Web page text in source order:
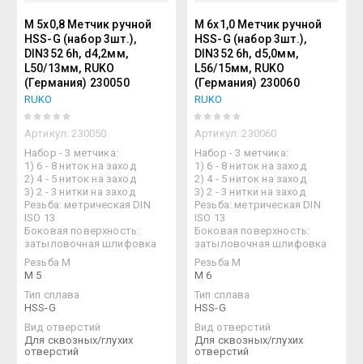
М 5х0,8 Метчик ручной
HSS-G (набор 3шт.),
DIN352 6h, d4,2мм,
L50/13мм, RUKO
(Германия) 230050
RUKO
Артикул: 230050
Набор - 3 метчика:
1) 6 - 8 ниток на заход
2) 4 - 5 ниток на заход
3) 2 - 3 нитки на заход
Резьба: метрическая DIN
ISO 13
Боковая поверхность:
затыловочная шлифовка
Резьба М
M 5
Тип сплава
HSS-G
Вид отверстий
Для сквозных/глухих
отверстий
М 6х1,0 Метчик ручной
HSS-G (набор 3шт.),
DIN352 6h, d5,0мм,
L56/15мм, RUKO
(Германия) 230060
RUKO
Артикул: 230060
Набор - 3 метчика:
1) 6 - 8 ниток на заход
2) 4 - 5 ниток на заход
3) 2 - 3 нитки на заход
Резьба: метрическая DIN
ISO 13
Боковая поверхность:
затыловочная шлифовка
Резьба М
M 6
Тип сплава
HSS-G
Вид отверстий
Для сквозных/глухих
отверстий